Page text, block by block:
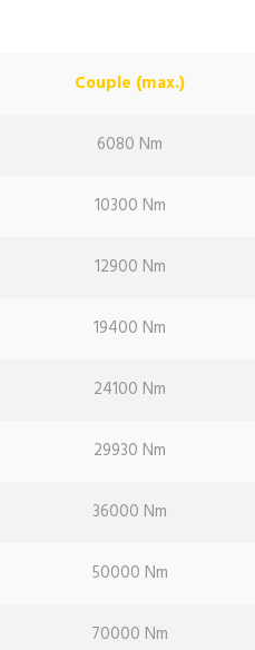
Couple (max.)
6080 Nm
10300 Nm
12900 Nm
19400 Nm
24100 Nm
29930 Nm
36000 Nm
50000 Nm
70000 Nm